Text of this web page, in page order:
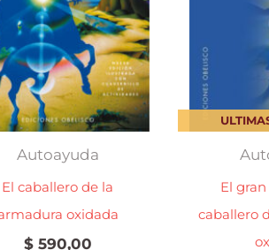
Autoayuda
El caballero de la
oxidada
$590,00
El
caballero